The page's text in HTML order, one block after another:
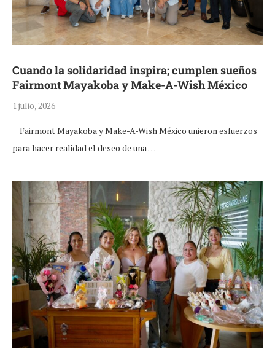
Cuando la solidaridad inspira; cumplen sueños
Fairmont Mayakoba y Make-A-Wish México
1 julio, 2026
Fairmont Mayakoba y Make-A-Wish México unieron esfuerzos
para hacer realidad el deseo de una …